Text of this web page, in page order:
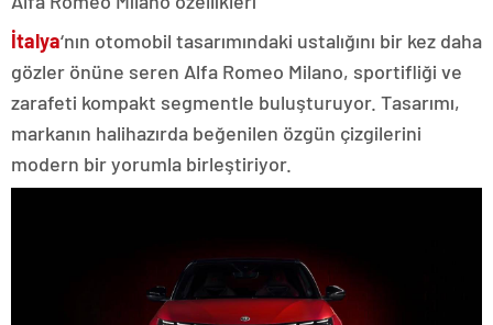
İtalya‘nın otomobil tasarımındaki ustalığını bir kez daha
gözler önüne seren Alfa Romeo Milano, sportifliği ve
zarafeti kompakt segmentle buluşturuyor. Tasarımı,
markanın halihazırda beğenilen özgün çizgilerini
modern bir yorumla birleştiriyor.